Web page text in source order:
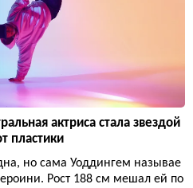
актриса стала звездой
пластики
но сама Уоддингем называе
Рост 188 см мешал ей по